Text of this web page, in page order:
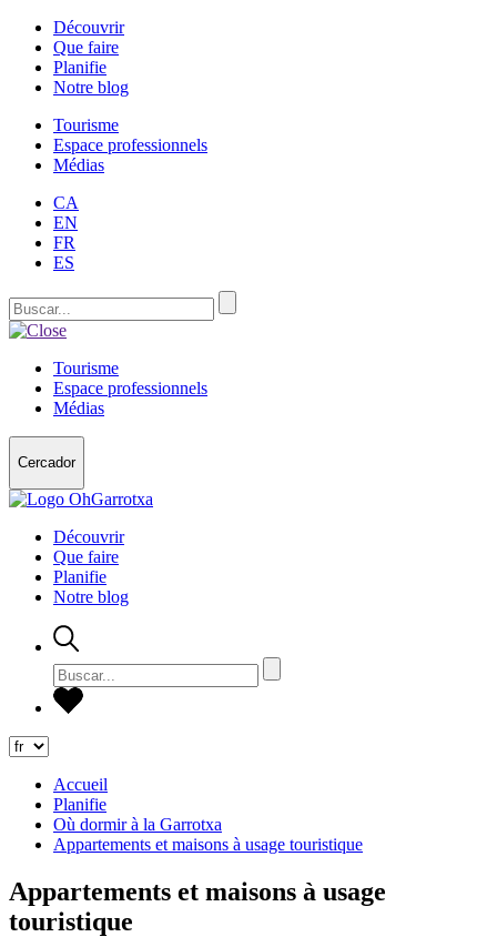
Découvrir
Que faire
Planifie
Notre blog
Tourisme
Espace professionnels
Médias
CA
EN
FR
ES
Tourisme
Espace professionnels
Médias
Cercador
Découvrir
Que faire
Planifie
Notre blog
Accueil
Planifie
Où dormir à la Garrotxa
Appartements et maisons à usage touristique
Appartements et maisons à usage
touristique